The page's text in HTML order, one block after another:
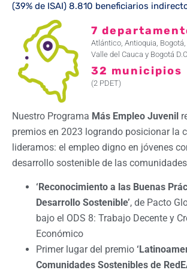
(39% de ISAI) 8.810 beneficiarios
7
Atlántico, Antioquia,
Valle del Cauca y Bogotá
32 municipios
(2 PDET)
Nuestro Programa Más Empleo Juvenil
premios en 2023 logrando posicionar la
lideramos: el empleo digno en jóvenes
desarrollo sostenible de las
‘Reconocimiento a las Buenas
Desarrollo Sostenible’, de Pacto
bajo el ODS 8: Trabajo Decente y
Económico
Primer lugar del premio
Comunidades Sostenibles de